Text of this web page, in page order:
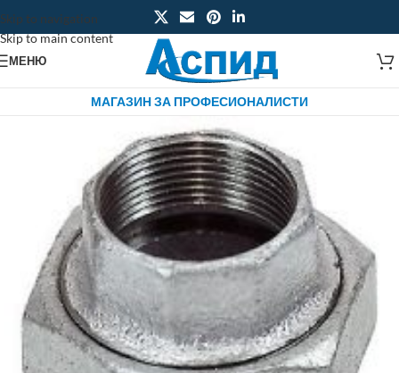
Skip to navigation
Skip to main content
МЕНЮ
МАГАЗИН ЗА ПРОФЕСИОНАЛИСТИ